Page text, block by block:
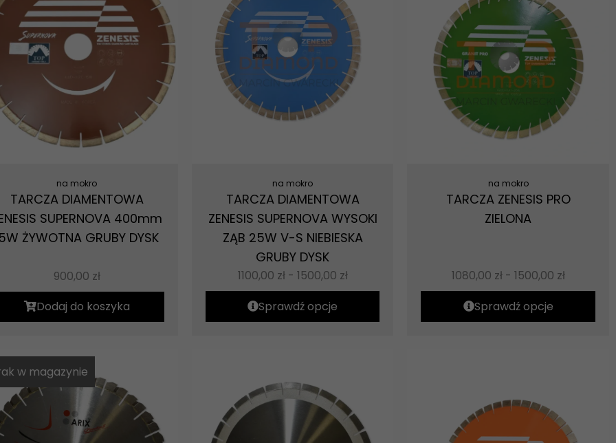
na mokro
TARCZA DIAMENTOWA
SUPERNOVA 400mm
ŻYWOTNA GRUBY DYSK
900,00 zł
Dodaj do koszyka
na mokro
TARCZA DIAMENTOWA
ZENESIS SUPERNOVA WYSOKI
ZĄB 25W V-S NIEBIESKA
GRUBY DYSK
1100,00 zł - 1500,00 zł
Sprawdź opcje
na mokro
TARCZA ZENESIS PRO
ZIELONA
1080,00 zł - 1500,00 zł
Sprawdź opcje
w magazynie